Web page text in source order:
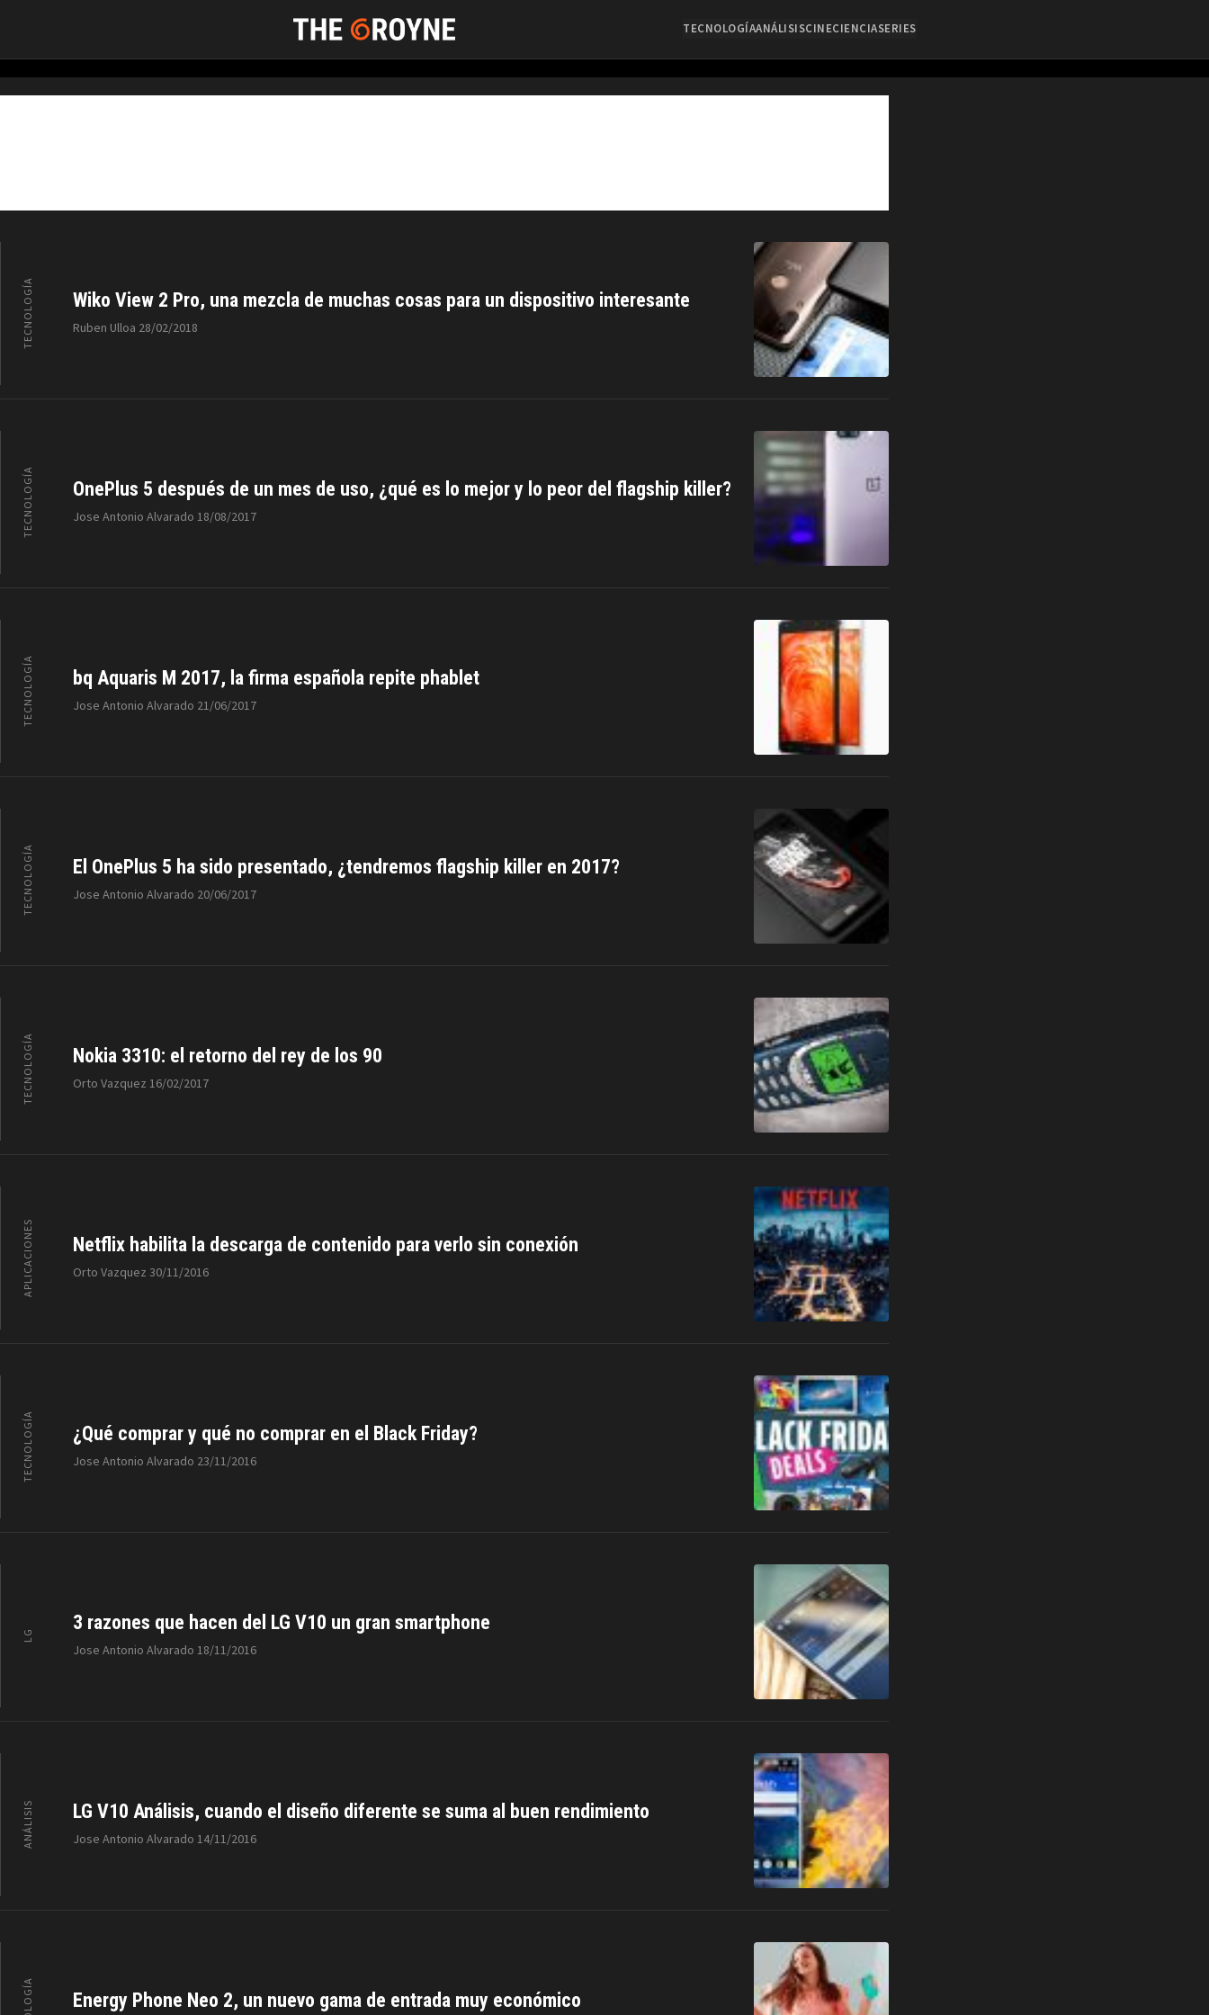
TECNOLOGÍAANÁLISISCINECIENCIASERIES
TECNOLOGÍA Wiko View 2 Pro, una mezcla de muchas cosas para un dispositivo interesante
Ruben Ulloa 28/02/2018
TECNOLOGÍA OnePlus 5 después de un mes de uso, ¿qué es lo mejor y lo peor del flagship killer?
Jose Antonio Alvarado 18/08/2017
TECNOLOGÍA bq Aquaris M 2017, la firma española repite phablet
Jose Antonio Alvarado 21/06/2017
TECNOLOGÍA El OnePlus 5 ha sido presentado, ¿tendremos flagship killer en 2017?
Jose Antonio Alvarado 20/06/2017
TECNOLOGÍA Nokia 3310: el retorno del rey de los 90
Orto Vazquez 16/02/2017
APLICACIONES Netflix habilita la descarga de contenido para verlo sin conexión
Orto Vazquez 30/11/2016
TECNOLOGÍA ¿Qué comprar y qué no comprar en el Black Friday?
Jose Antonio Alvarado 23/11/2016
LG
3 razones que hacen del LG V10 un gran smartphone
Jose Antonio Alvarado 18/11/2016
ANÁLISIS LG V10 Análisis, cuando el diseño diferente se suma al buen rendimiento
Jose Antonio Alvarado 14/11/2016
Energy Phone Neo 2, un nuevo gama de entrada muy económico